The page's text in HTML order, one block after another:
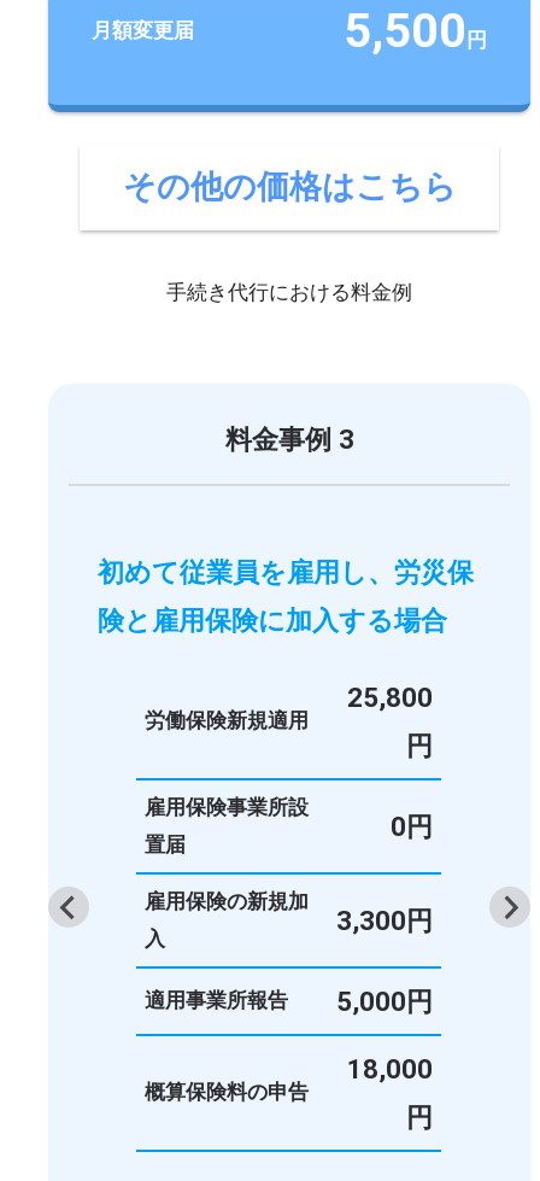
月額変更届 5,500 円
その他の価格はこちら
手続き代行における料金例
料金事例 3
初めて従業員を雇用し、労災保
険と雇用保険に加入する場合
労働保険新規適用
25,800
円
雇用保険事業所設
置届
0円
雇用保険の新規加
入
3,300円
適用事業所報告 5,000円
概算保険料の申告
18,000
円